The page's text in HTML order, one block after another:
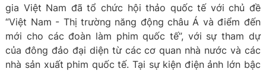
gia Việt Nam đã tổ chức hội thảo quốc tế với chủ đề
“Việt Nam - Thị trường năng động châu Á và điểm đến
mới cho các đoàn làm phim quốc tế”, với sự tham dự
của đông đảo đại diện từ các cơ quan nhà nước và các
nhà sản xuất phim quốc tế. Tại sự kiện điện ảnh lớn bậc